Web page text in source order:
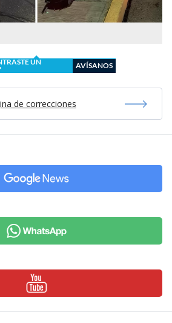
UN
AVÍSANOS
de correcciones